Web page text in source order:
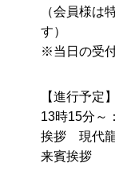
（会員様は
す）
※当日の受
【進行予定】
13時15分～
挨拶 現代
来賓挨拶